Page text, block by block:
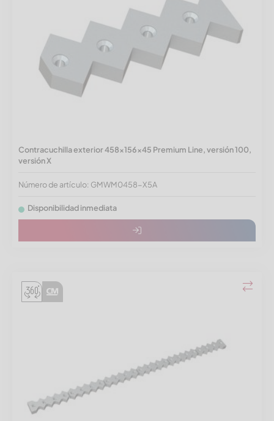
Contracuchilla exterior 458x156x45 Premium Line, versión 100,
versión X
Número de artículo: GMWM0458-X5A
Disponibilidad inmediata